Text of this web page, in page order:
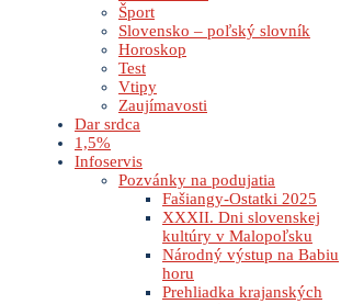
Šport
Slovensko – poľský slovník
Horoskop
Test
Vtipy
Zaujímavosti
Dar srdca
1,5%
Infoservis
Pozvánky na podujatia
Fašiangy-Ostatki 2025
XXXII. Dni slovenskej
kultúry v Malopoľsku
Národný výstup na Babiu
horu
Prehliadka krajanských